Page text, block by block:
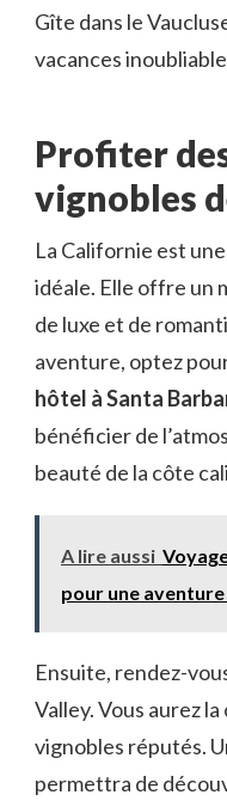
Gîte dans le
vacances
Profiter
vignobles
La Californie est
idéale. Elle offre un
de luxe et de
aventure, optez
hôtel à Santa
bénéficier de
beauté de la côte
A lire aussi
pour une
Ensuite, rendez-
Valley. Vous aurez
vignobles réputés.
permettra de